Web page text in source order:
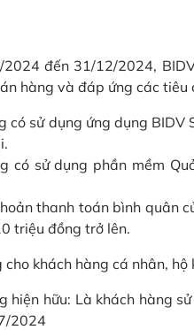
đến 31/12/2024,
hàng và đáp ứng các tiêu
có sử dụng ứng dụng
có sử dụng phần mềm
thanh toán bình quân
triệu đồng trở lên.
khách hàng cá nhân,
hiện hữu: Là khách hàng
2024